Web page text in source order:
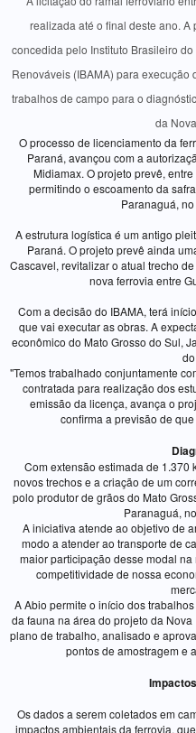
realizada até o final deste ano.
concedida pelo Instituto Brasileiro
Renováveis (IBAMA) para
trabalhos de campo para o
da
O processo de licenciamento da
Paraná, avançou com a
Midiamax. O projeto prevê,
permitindo o escoamento da
Paranaguá,
A estrutura logística é um antigo
Paraná. O projeto prevê ainda
Cascavel, revitalizar o atual trecho
nova ferrovia entre
Com a decisão do IBAMA, terá
que vai executar as obras. A
econômico do Mato Grosso do Sul,
"Temos trabalhado conjuntamente
contratada para realização dos
emissão da licença, avança o
confirma a previsão de
Com extensão estimada de 1.370
novos trechos e a criação de um
polo produtor de grãos do Mato
Paranaguá,
A iniciativa atende ao objetivo de
modo a atender ao transporte de
maior participação desse modal
competitividade de nossa
A Abio permite o início dos
da fauna na área do projeto da
plano de trabalho, analisado e
pontos de amostragem e
Os dados a serem coletados em
impactos ambientais da ferrovia,